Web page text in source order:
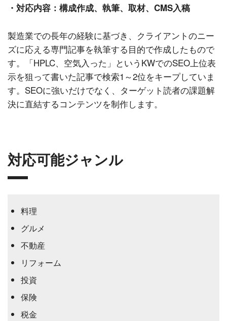
・対応内容：構成作成、執筆、取材、CMS入稿
製造業での長年の経験に基づき、クライアントのニー
ズに応える専門記事を執筆する目的で作成したもので
す。「HPLC、空気入った」というKWでのSEO上位表
示を狙って書いた記事で検索1～2位をキープしていま
す。SEOに強いだけでなく、ターゲット読者の課題解
決に直結するコンテンツを制作します。
対応可能ジャンル
料理
グルメ
不動産
リフォーム
投資
保険
税金